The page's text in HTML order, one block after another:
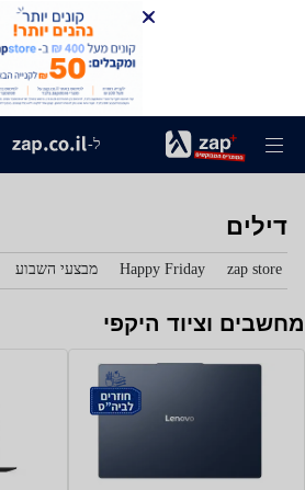
ל-
דילים
zap store
Happy Friday מבצעי השבוע
מחשבים וציוד היקפי